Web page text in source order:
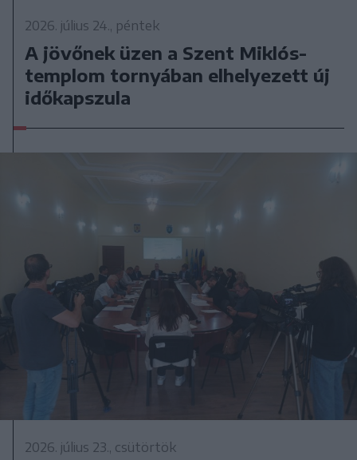
2026. július 24., péntek
A jövőnek üzen a Szent Miklós-
templom tornyában elhelyezett új
időkapszula
2026. július 23., csütörtök